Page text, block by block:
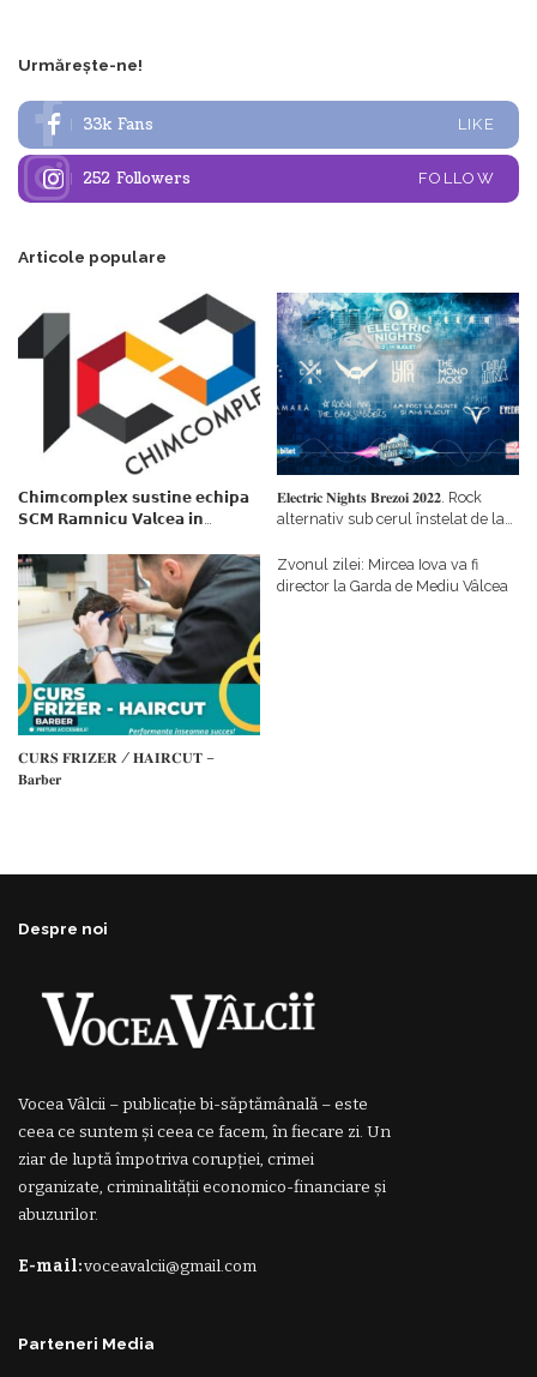
Urmărește-ne!
33k Fans LIKE
252 Followers FOLLOW
Articole populare
𝗖𝗵𝗶𝗺𝗰𝗼𝗺𝗽𝗹𝗲𝘅 𝘀𝘂𝘀𝘁𝗶𝗻𝗲 𝗲𝗰𝗵𝗶𝗽𝗮
𝗦𝗖𝗠 𝗥𝗮𝗺𝗻𝗶𝗰𝘂 𝗩𝗮𝗹𝗰𝗲𝗮 𝗶𝗻
𝗳𝗶𝗻𝗮𝗻𝘁𝗮𝘁𝗼𝗿
𝐄𝐥𝐞𝐜𝐭𝐫𝐢𝐜 𝐍𝐢𝐠𝐡𝐭𝐬 𝐁𝐫𝐞𝐳𝐨𝐢 𝟐𝟎𝟐𝟐. Rock
alternativ sub cerul înstelat de la
𝐂𝐔𝐑𝐒 𝐅𝐑𝐈𝐙𝐄𝐑 / 𝐇𝐀𝐈𝐑𝐂𝐔𝐓 –
𝐁𝐚𝐫𝐛𝐞𝐫
Zvonul zilei: Mircea Iova va fi
director la Garda de Mediu Vâlcea
Despre noi
Vocea Vâlcii – publicație bi-săptămânală – este
ceea ce suntem și ceea ce facem, în fiecare zi. Un
ziar de luptă împotriva corupției, crimei
organizate, criminalității economico-financiare și
abuzurilor.
E-mail:voceavalcii@gmail.com
Parteneri Media